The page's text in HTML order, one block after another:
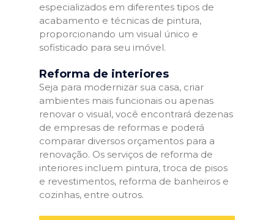
especializados em diferentes tipos de
acabamento e técnicas de pintura,
proporcionando um visual único e
sofisticado para seu imóvel.
Reforma de interiores
Seja para modernizar sua casa, criar
ambientes mais funcionais ou apenas
renovar o visual, você encontrará dezenas
de empresas de reformas e poderá
comparar diversos orçamentos para a
renovação. Os serviços de reforma de
interiores incluem pintura, troca de pisos
e revestimentos, reforma de banheiros e
cozinhas, entre outros.